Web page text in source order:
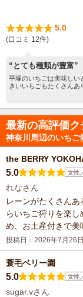
5.0
(口コミ 12件)
“とても種類が豊富”
平塚のいちごは美味しい
きいいちごもたくさんあ
最新の高評価ク
神奈川周辺のいちご
the BERRY
5.0 女性
れなさん
レーンがたくさん
らいちご狩りを楽
め、お土産付きで美
投稿日：2026年7月26日
蓑毛ベリー園
5.0 女性
sugar.vさん